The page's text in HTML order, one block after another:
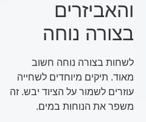
והאביזרים
בצורה נוחה
לשחות בצורה נוחה חשוב
מאוד. תיקים מיוחדים לשחייה
עוזרים לשמור על הציוד יבש. זה
משפר את הנוחות במים.